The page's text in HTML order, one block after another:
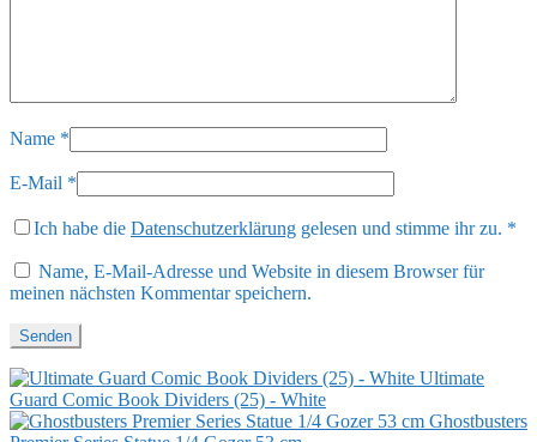
Name *
E-Mail *
Ich habe die Datenschutzerklärung gelesen und stimme ihr zu. *
Name, E-Mail-Adresse und Website in diesem Browser für
meinen nächsten Kommentar speichern.
Ultimate
Guard Comic Book Dividers (25) - White
Ghostbusters